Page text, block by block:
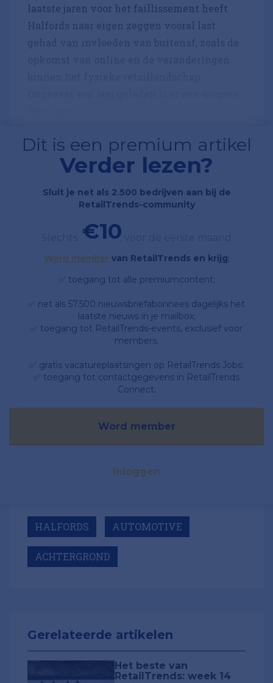
laatste jaren voor het faillissement heeft
Halfords naar eigen zeggen vooral last
Dit is een premium artikel
Verder lezen?
Sluit je net als 2.500 bedrijven aan bij de
RetailTrends-community
€10
Word member van RetailTrends en krijg;
✅ toegang tot alle premiumcontent;
✅ net als 57.500 nieuwsbriefabonnees dagelijks het
laatste nieuws in je mailbox;
✅ toegang tot RetailTrends-events, exclusief voor
members.
✅ gratis vacatureplaatsingen op RetailTrends Jobs;
✅ toegang tot contactgegevens in RetailTrends
Connect.
Word member
Inloggen
HALFORDS AUTOMOTIVE
ACHTERGROND
Gerelateerde artikelen
Het beste van
RetailTrends: week 14